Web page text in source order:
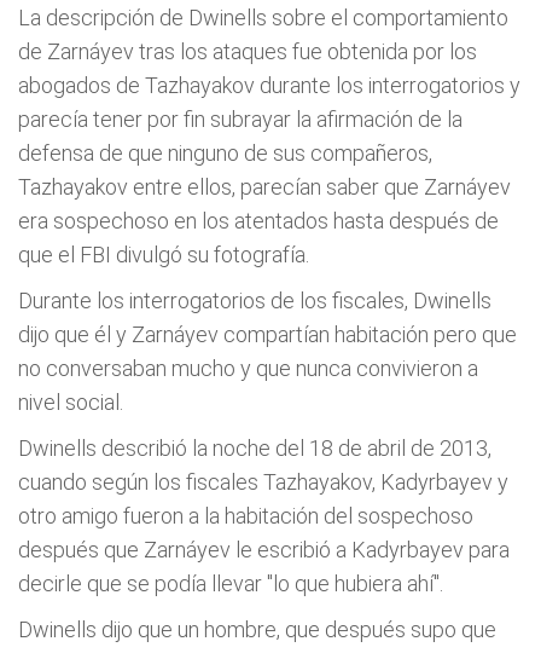
La descripción de Dwinells sobre el comportamiento
de Zarnáyev tras los ataques fue obtenida por los
abogados de Tazhayakov durante los interrogatorios y
parecía tener por fin subrayar la afirmación de la
defensa de que ninguno de sus compañeros,
Tazhayakov entre ellos, parecían saber que Zarnáyev
era sospechoso en los atentados hasta después de
que el FBI divulgó su fotografía.
Durante los interrogatorios de los fiscales, Dwinells
dijo que él y Zarnáyev compartían habitación pero que
no conversaban mucho y que nunca convivieron a
nivel social.
Dwinells describió la noche del 18 de abril de 2013,
cuando según los fiscales Tazhayakov, Kadyrbayev y
otro amigo fueron a la habitación del sospechoso
después que Zarnáyev le escribió a Kadyrbayev para
decirle que se podía llevar "lo que hubiera ahí".
Dwinells dijo que un hombre, que después supo que